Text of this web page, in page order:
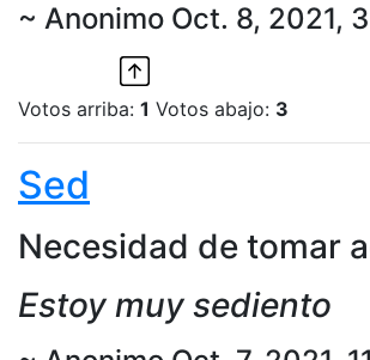
~ Anonimo Oct. 8, 2021,
Votos arriba: 1 Votos abajo: 3
Sed
Necesidad de tomar
Estoy muy sediento